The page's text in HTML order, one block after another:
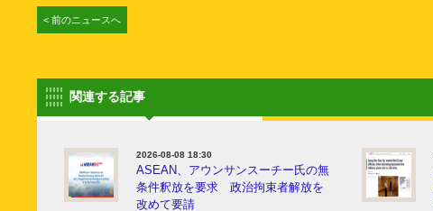
< 前のニュースへ
関連する記事
2026-08-08 18:30
ASEAN、アウンサンスーチー氏の無
条件釈放を要求 政治拘束者解放を
改めて要請